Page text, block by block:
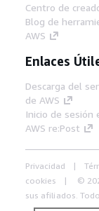
Centro de
Blog de
AWS
Enlaces
Descarga del
de AWS
Inicio de sesión
AWS re:Post
Privacidad
cookies
©
sus afiliados.